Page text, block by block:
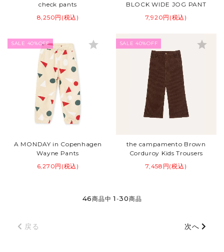
check pants
8,250円(税込)
BLOCK WIDE JOG PANT
7,920円(税込)
SALE 40%OFF
A MONDAY in Copenhagen
Wayne Pants
6,270円(税込)
star SALE 40%OFF
the campamento Brown
Corduroy Kids Trousers
7,458円(税込)
star
46商品中 1 -30商品
戻る 次へ